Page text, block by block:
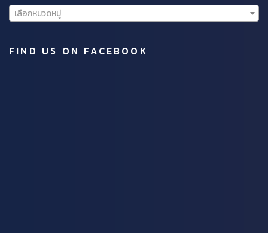
เลือกหมวดหมู่
FIND US ON FACEBOOK